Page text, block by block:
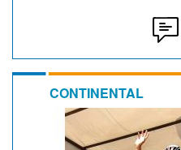
CONTINENTAL